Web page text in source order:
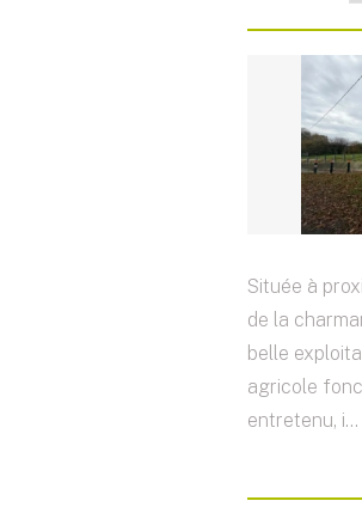
Située à
de la
belle
agricole
entretenu, i...